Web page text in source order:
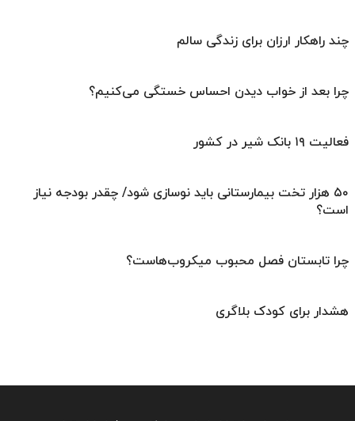
چند راهکار ارزان برای زندگی سالم
چرا بعد از خواب دیدن احساس خستگی می‌کنیم؟
فعالیت ۱۹ بانک شیر در کشور
۵۰ هزار تخت بیمارستانی باید نوسازی شود/ چقدر بودجه نیاز
است؟
چرا تابستان فصل محبوب میکروب‌هاست؟
هشدار برای کودک بلاگری